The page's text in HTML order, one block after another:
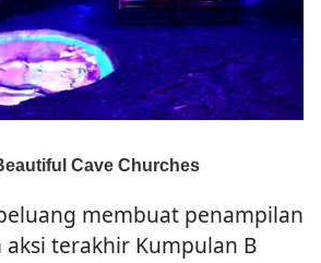
membuat penampilan
terakhir Kumpulan B